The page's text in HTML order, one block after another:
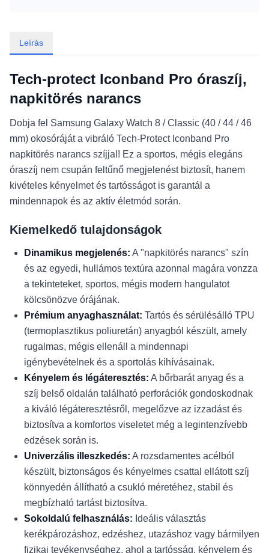
Leírás
Tech-protect Iconband Pro óraszíj,
napkitörés narancs
Dobja fel Samsung Galaxy Watch 8 / Classic (40 / 44 / 46
mm) okosóráját a vibráló Tech-Protect Iconband Pro
napkitörés narancs szíjjal! Ez a sportos, mégis elegáns
óraszíj nem csupán feltűnő megjelenést biztosít, hanem
kivételes kényelmet és tartósságot is garantál a
mindennapok és az aktív életmód során.
Kiemelkedő tulajdonságok
Dinamikus megjelenés: A "napkitörés narancs" szín
és az egyedi, hullámos textúra azonnal magára vonzza
a tekinteteket, sportos, mégis modern hangulatot
kölcsönözve órájának.
Prémium anyaghasználat: Tartós és sérülésálló TPU
(termoplasztikus poliuretán) anyagból készült, amely
rugalmas, mégis ellenáll a mindennapi
igénybevételnek és a sportolás kihívásainak.
Kényelem és légáteresztés: A bőrbarát anyag és a
szíj belső oldalán található perforációk gondoskodnak
a kiváló légáteresztésről, megelőzve az izzadást és
biztosítva a komfortos viseletet még a legintenzívebb
edzések során is.
Univerzális illeszkedés: A rozsdamentes acélból
készült, biztonságos és kényelmes csattal ellátott szíj
könnyedén állítható a csukló méretéhez, stabil és
megbízható tartást biztosítva.
Sokoldalú felhasználás: Ideális választás
kerékpározáshoz, edzéshez, utazáshoz vagy bármilyen
fizikai tevékenységhez, ahol a tartósság, kényelem és